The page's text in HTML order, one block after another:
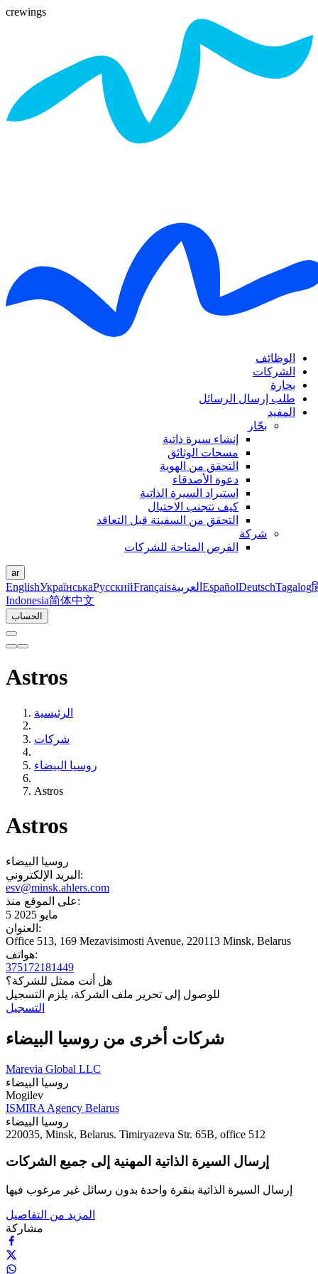
crewings
الوظائف
الشركات
بحارة
طلب إرسال الرسائل
المفيد
بحّار
إنشاء سيرة ذاتية
مسحات الوثائق
التحقق من الهوية
دعوة الأصدقاء
استيراد السيرة الذاتية
كيف تتجنب الاحتيال
التحقق من السفينة قبل التعاقد
شركة
الفرص المتاحة للشركات
ar
EnglishУкраїнськаРусскийFrançaisالعربية EspañolDeutschTagalog
Indonesia简体中文
الحساب
Astros
الرئيسية
شركات
روسيا البيضاء
Astros
Astros
روسيا البيضاء
البريد الإلكتروني:
esv@minsk.ahlers.com
على الموقع منذ:
5 مايو 2025
العنوان:
Office 513, 169 Mezavisimosti Avenue, 220113 Minsk, Belarus
هواتف:
375172181449
هل أنت ممثل للشركة؟
للوصول إلى تحرير ملف الشركة، يلزم التسجيل
التسجيل
شركات أخرى من روسيا البيضاء
Marevia Global LLC
روسيا البيضاء
Mogilev
ISMIRA Agency Belarus
روسيا البيضاء
220035, Minsk, Belarus. Timiryazeva Str. 65B, office 512
إرسال السيرة الذاتية المهنية إلى جميع الشركات
إرسال السيرة الذاتية بنقرة واحدة بدون رسائل غير مرغوب فيها
المزيد من التفاصيل
مشاركة